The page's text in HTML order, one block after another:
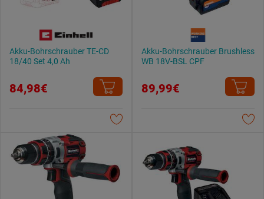
Akku-Bohrschrauber TE-CD
18/40 Set 4,0 Ah
84,98€
Akku-Bohrschrauber Brushless
WB 18V-BSL CPF
89,99€